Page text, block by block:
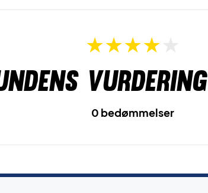
vurdering
0 bedømmelser